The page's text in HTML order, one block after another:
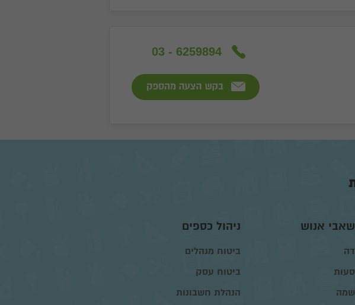
03 - 6259894
אנוש ניהול כספים
ביטוח מנהלים
ביטוח עסק
הנהלת חשבונות